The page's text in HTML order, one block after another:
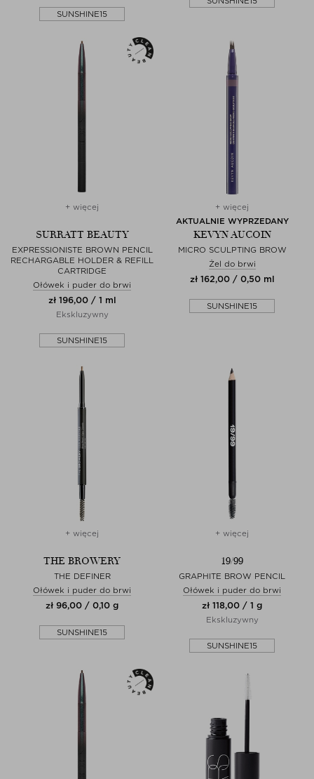
SUNSHINE15
+ więcej
SURRATT BEAUTY
EXPRESSIONISTE BROWN PENCIL
RECHARGABLE HOLDER & REFILL
CARTRIDGE
Ołówek i puder do brwi
zł 196,00 / 1 ml
Ekskluzywny
SUNSHINE15
+ więcej
AKTUALNIE WYPRZEDANY
KEVYN AUCOIN
MICRO SCULPTING BROW
Żel do brwi
zł 162,00 / 0,50 ml
SUNSHINE15
+ więcej
THE BROWERY
THE DEFINER
Ołówek i puder do brwi
zł 96,00 / 0,10 g
SUNSHINE15
+ więcej
19/99
GRAPHITE BROW PENCIL
Ołówek i puder do brwi
zł 118,00 / 1 g
Ekskluzywny
SUNSHINE15